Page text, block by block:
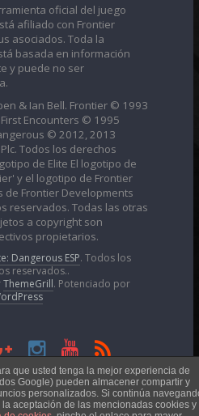
oficial del juego
afiliado con Frontier
asociados. Toda la
basada en información
y puede no ser
& Ian Bell. Frontier © 1993
Encounters © 1995
© 2012, 2013
Todos los derechos
de Elite El logotipo de
y el logotipo de Frontier
de Frontier Developments
reservados. Todas las otras
a copyright son
propietarios.
Dangerous ESP . Todos los
reservados..
ThemeGrill . Potenciado por
unaLicencia Creative Commons
que usted tenga la mejor experiencia de
Google) pueden almacener compartir y
personalizados. Si continúa
aceptación de las mencionadas cookies y